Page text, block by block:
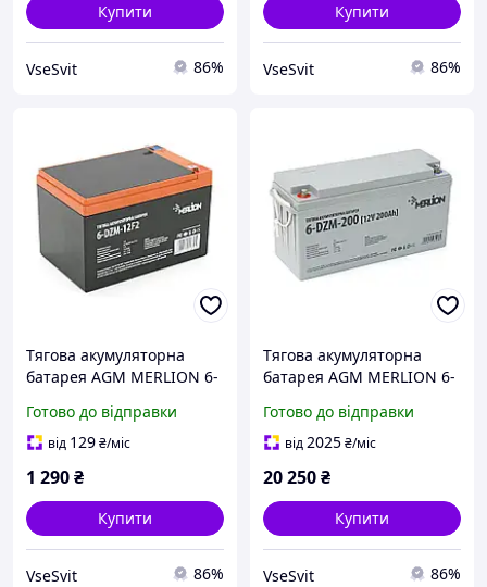
Купити
VseSvit 86%
Купити
VseSvit 86%
Тягова акумуляторна
батарея AGM MERLION 6-
(151х98х101 мм) Orange
Q3
Готово до відправки
від 129₴/міс
1 290₴
Купити
VseSvit 86%
Тягова акумуляторна
батарея AGM MERLION 6-
(495*165*230), Q1
Готово до відправки
від2025₴/міс
20 250₴
Купити
VseSvit 86%